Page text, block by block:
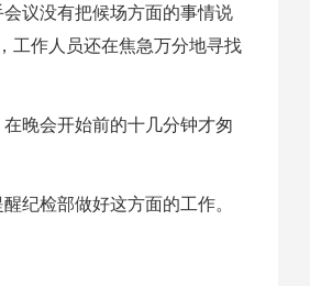
议没有把候场方面的事情说
工作人员还在焦急万分地寻找
晚会开始前的十几分钟才匆
纪检部做好这方面的工作。